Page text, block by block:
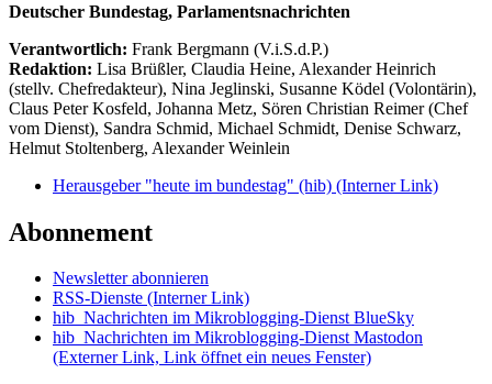
Deutscher Bundestag, Parlamentsnachrichten
Verantwortlich: Frank Bergmann (V.i.S.d.P.)
Redaktion: Lisa Brüßler, Claudia Heine, Alexander Heinrich
(stellv. Chefredakteur), Nina Jeglinski, Susanne Ködel (Volontärin),
Claus Peter Kosfeld, Johanna Metz, Sören Christian Reimer (Chef
vom Dienst), Sandra Schmid, Michael Schmidt, Denise Schwarz,
Helmut Stoltenberg, Alexander Weinlein
Herausgeber "heute im bundestag" (hib) (Interner Link)
Abonnement
Newsletter abonnieren
RSS-Dienste (Interner Link)
hib_Nachrichten im Mikroblogging-Dienst BlueSky
hib_Nachrichten im Mikroblogging-Dienst Mastodon
(Externer Link, Link öffnet ein neues Fenster)